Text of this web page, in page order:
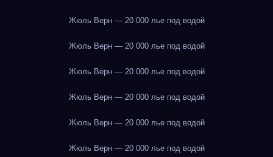
Жюль Верн — 20 000 лье под водой
Жюль Верн — 20 000 лье под водой
Жюль Верн — 20 000 лье под водой
Жюль Верн — 20 000 лье под водой
Жюль Верн — 20 000 лье под водой
Жюль Верн — 20 000 лье под водой